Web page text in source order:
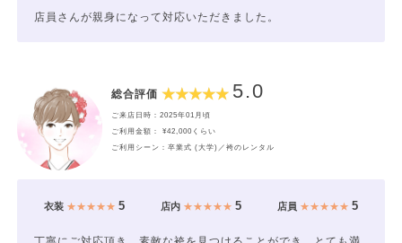
店員さんが親身になって対応いただきました。
総合評価 5.0
ご来店日時：2025年01月頃
ご利用金額： ¥42,000くらい
ご利用シーン：卒業式 (大学)／袴のレンタル
衣装★★★★★ 5 店内★★★★★ 5 店員 ★★★★★5